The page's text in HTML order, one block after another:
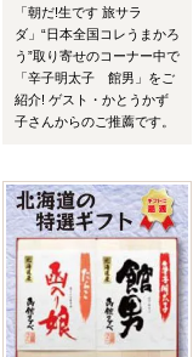
「朝だ!生です 旅サラ
ダ」“日本全国コレうまかろ
う”取り寄せのコーナー中で
「辛子明太子 館男」をご
紹介! ゲスト・かとうかず
子さんからのご推薦です。